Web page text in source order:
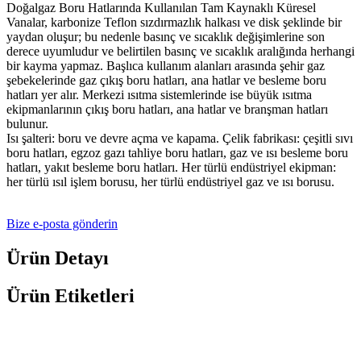
Doğalgaz Boru Hatlarında Kullanılan Tam Kaynaklı Küresel
Vanalar, karbonize Teflon sızdırmazlık halkası ve disk şeklinde bir
yaydan oluşur; bu nedenle basınç ve sıcaklık değişimlerine son
derece uyumludur ve belirtilen basınç ve sıcaklık aralığında herhangi
bir kayma yapmaz. Başlıca kullanım alanları arasında şehir gaz
şebekelerinde gaz çıkış boru hatları, ana hatlar ve besleme boru
hatları yer alır. Merkezi ısıtma sistemlerinde ise büyük ısıtma
ekipmanlarının çıkış boru hatları, ana hatlar ve branşman hatları
bulunur.
Isı şalteri: boru ve devre açma ve kapama. Çelik fabrikası: çeşitli sıvı
boru hatları, egzoz gazı tahliye boru hatları, gaz ve ısı besleme boru
hatları, yakıt besleme boru hatları. Her türlü endüstriyel ekipman:
her türlü ısıl işlem borusu, her türlü endüstriyel gaz ve ısı borusu.
Bize e-posta gönderin
Ürün Detayı
Ürün Etiketleri